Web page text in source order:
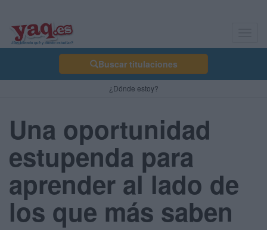
Buscar titulaciones
¿Dónde estoy?
Una oportunidad
estupenda para
aprender al lado de
los que más saben